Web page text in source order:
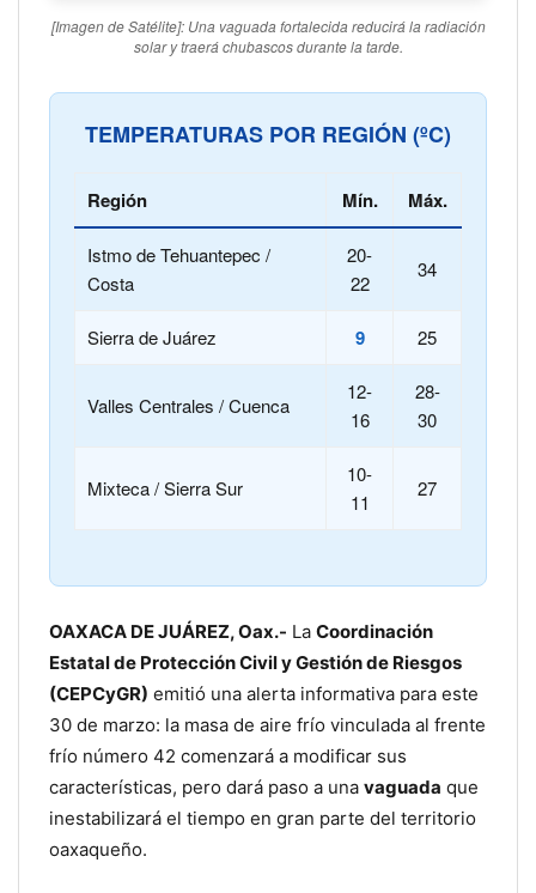
[Imagen de Satélite]: Una vaguada fortalecida reducirá la radiación
solar y traerá chubascos durante la tarde.
TEMPERATURAS POR REGIÓN (ºC)
Región Mín. Máx.
Istmo de Tehuantepec /
Costa
20-
22
34
Sierra de Juárez 9 25
Valles Centrales / Cuenca
12-
16
28-
30
Mixteca / Sierra Sur
10-
11
27
OAXACA DE JUÁREZ, Oax.- La Coordinación
Estatal de Protección Civil y Gestión de Riesgos
(CEPCyGR) emitió una alerta informativa para este
30 de marzo: la masa de aire frío vinculada al frente
frío número 42 comenzará a modificar sus
características, pero dará paso a una vaguada que
inestabilizará el tiempo en gran parte del territorio
oaxaqueño.